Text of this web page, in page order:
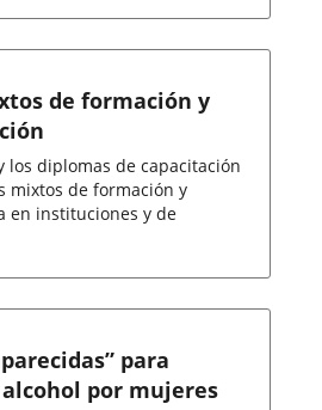
de formación y
los diplomas de capacitación
mixtos de formación y
en instituciones y de
para
por mujeres